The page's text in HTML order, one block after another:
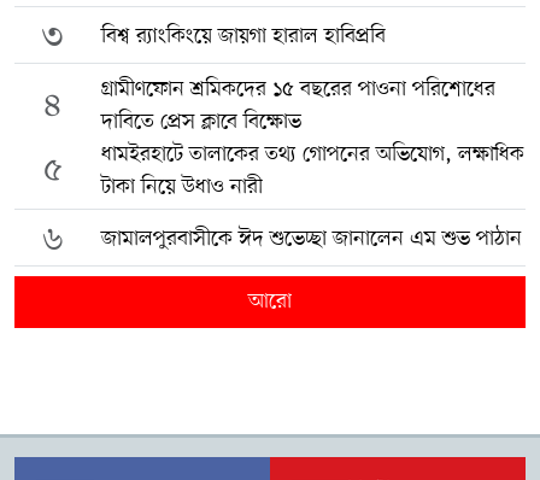
৩ বিশ্ব র‍্যাংকিংয়ে জায়গা হারাল হাবিপ্রবি
৪
গ্রামীণফোন শ্রমিকদের ১৫ বছরের পাওনা পরিশোধের
দাবিতে প্রেস ক্লাবে বিক্ষোভ
৫
ধামইরহাটে তালাকের তথ্য গোপনের অভিযোগ, লক্ষাধিক
টাকা নিয়ে উধাও নারী
৬ জামালপুরবাসীকে ঈদ শুভেচ্ছা জানালেন এম শুভ পাঠান
আরো